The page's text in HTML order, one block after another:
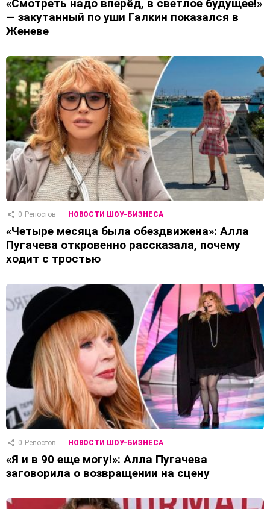
«Смотреть надо вперёд, в светлое будущее!»
— закутанный по уши Галкин показался в
Женеве
0 Репостов НОВОСТИ ШОУ-БИЗНЕСА
«Четыре месяца была обездвижена»: Алла
Пугачева откровенно рассказала, почему
ходит с тростью
0 Репостов НОВОСТИ ШОУ-БИЗНЕСА
«Я и в 90 еще могу!»: Алла Пугачева
заговорила о возвращении на сцену